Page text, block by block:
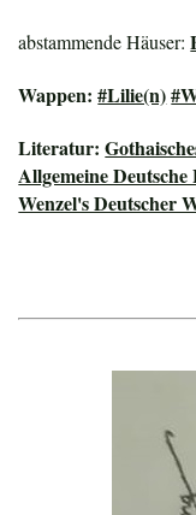
abstammende Häuser:
Wappen:#Lilie(n)
Literatur:
Allgemeine
Wenzel's Deutscher